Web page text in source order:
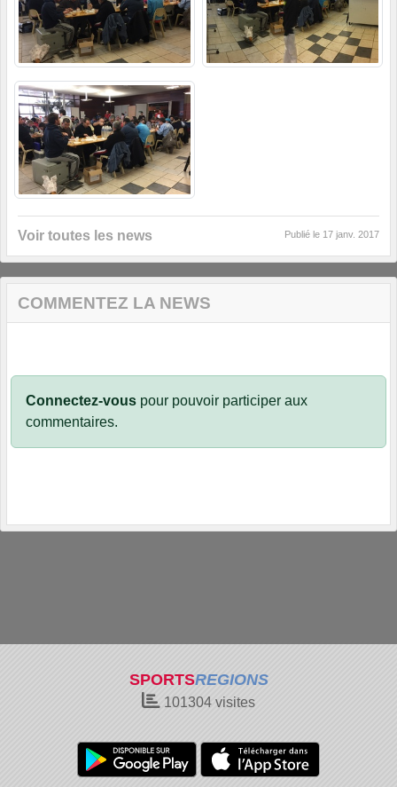
Voir toutes les news Publié le 17 janv. 2017
COMMENTEZ LA NEWS
Connectez-vous pour pouvoir participer aux
commentaires.
SPORTSREGIONS
101304 visites